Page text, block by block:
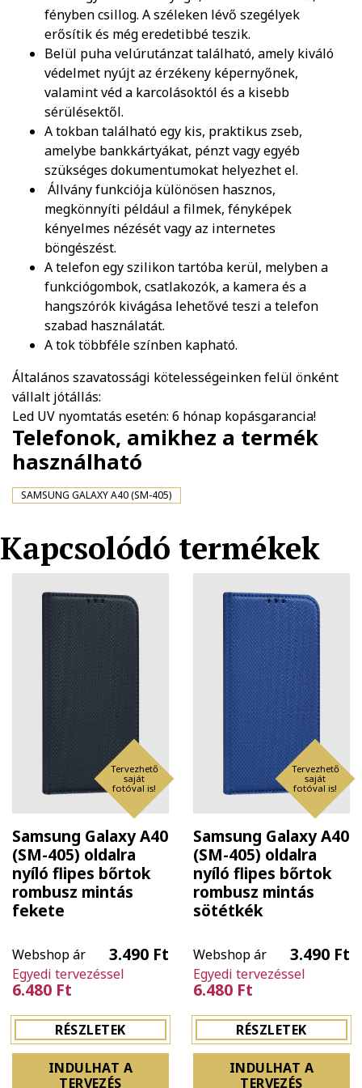
fényben csillog. A széleken lévő szegélyek
erősítik és még eredetibbé teszik.
Belül puha velúrutánzat található, amely kiváló
védelmet nyújt az érzékeny képernyőnek,
valamint véd a karcolásoktól és a kisebb
sérülésektől.
A tokban található egy kis, praktikus zseb,
amelybe bankkártyákat, pénzt vagy egyéb
szükséges dokumentumokat helyezhet el.
Állvány funkciója különösen hasznos,
megkönnyíti például a filmek, fényképek
kényelmes nézését vagy az internetes
böngészést.
A telefon egy szilikon tartóba kerül, melyben a
funkciógombok, csatlakozók, a kamera és a
hangszórók kivágása lehetővé teszi a telefon
szabad használatát.
A tok többféle színben kapható.
Általános szavatossági kötelességeinken felül önként
vállalt jótállás:
Led UV nyomtatás esetén: 6 hónap kopásgarancia!
Telefonok, amikhez a termék
használható
SAMSUNG GALAXY A40 (SM-405)
Kapcsolódó termékek
Tervezhető
saját
fotóval is!
Samsung Galaxy A40
(SM-405) oldalra
nyíló flipes bőrtok
rombusz mintás
fekete
Webshop ár 3.490 Ft
Egyedi tervezéssel
6.480 Ft
RÉSZLETEK
INDULHAT A
TERVEZÉS
Tervezhető
saját
fotóval is!
Samsung Galaxy A40
(SM-405) oldalra
nyíló flipes bőrtok
rombusz mintás
sötétkék
Webshop ár 3.490 Ft
Egyedi tervezéssel
6.480 Ft
RÉSZLETEK
INDULHAT A
TERVEZÉS